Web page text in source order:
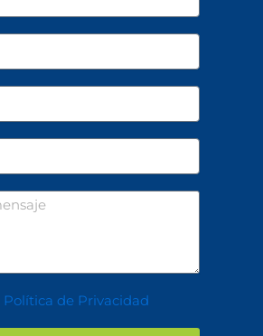
Política de Privacidad